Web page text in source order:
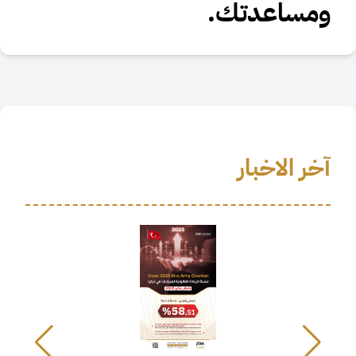
ومساعدتك.
آخر الاخبار